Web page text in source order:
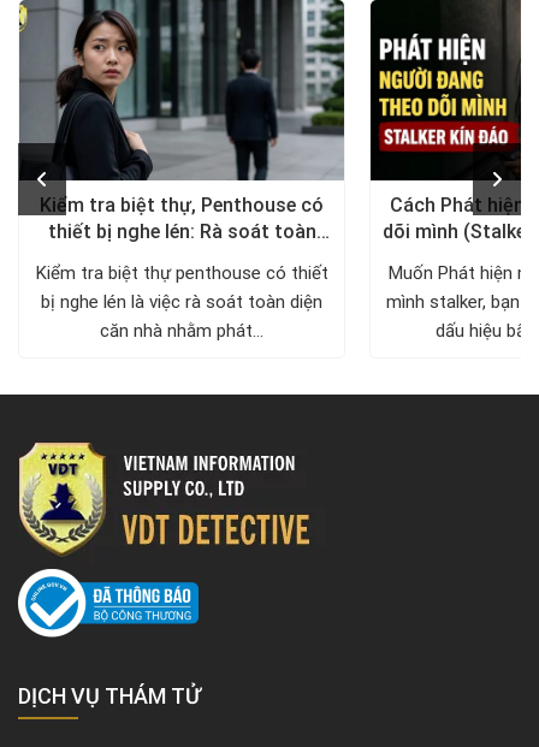
Kiểm tra biệt thự, Penthouse có
thiết bị nghe lén: Rà soát toàn
diện, trả lại không gian riêng tư
Kiểm tra biệt thự penthouse có thiết
bị nghe lén là việc rà soát toàn diện
căn nhà nhằm phát...
Cách Phát hiện
dõi mình
Muốn Phát hiện
mình stalker, bạn
dấu hiệu bất
DỊCH VỤ THÁM TỬ